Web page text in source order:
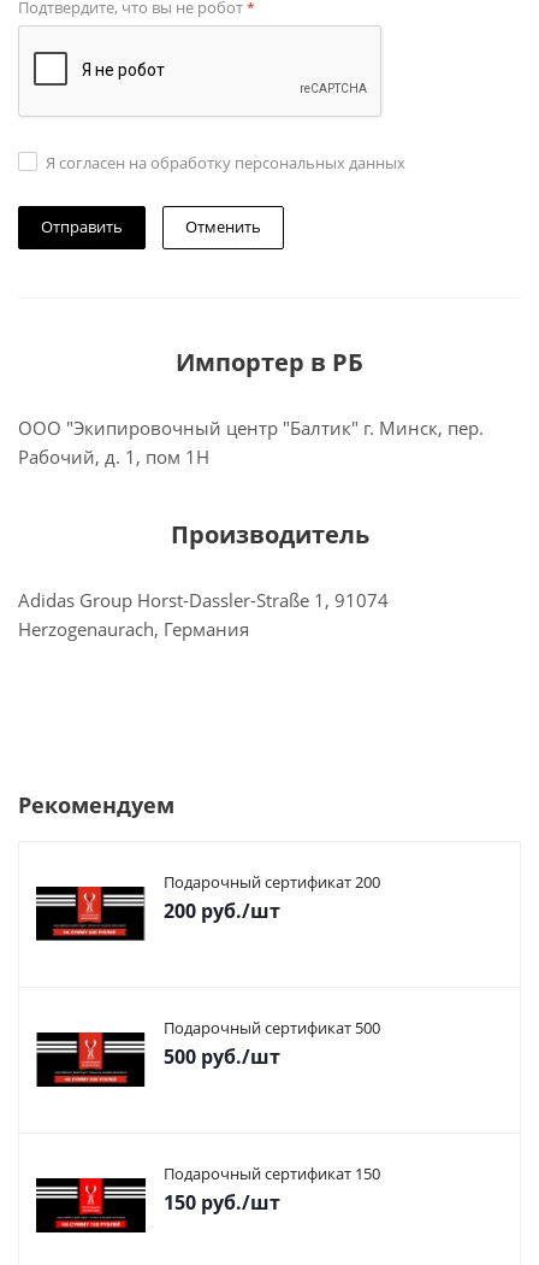
Подтвердите, что вы не робот*
Я согласен на обработку персональных данных
Отменить
Импортер в РБ
ООО "Экипировочный центр "Балтик" г. Минск, пер.
Рабочий, д. 1, пом 1Н
Производитель
Adidas Group Horst-Dassler-Straße 1, 91074
Herzogenaurach, Германия
Рекомендуем
Подарочный сертификат 200
200 руб./шт
Подарочный сертификат 500
500 руб./шт
Подарочный сертификат 150
150 руб./шт